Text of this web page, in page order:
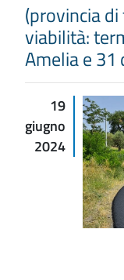
(provincia
viabilità:
Amelia e 31
19
giugno
2024